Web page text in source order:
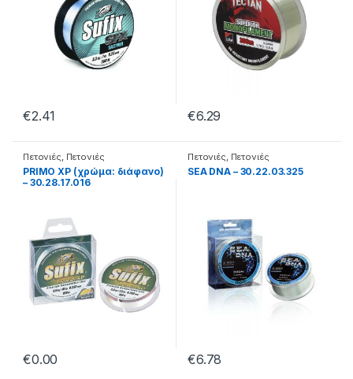
€2.41 €6.29
Πετονιές, Πετονιές
Monofilament
PRIMO XP (χρώμα: διάφανο)
– 30.28.17.016
€0.00
Πετονιές, Πετονιές
Monofilament
SEA DNA – 30.22.03.325
€6.78